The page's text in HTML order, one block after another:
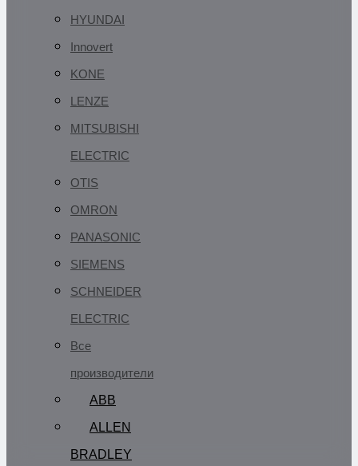
HYUNDAI
Innovert
KONE
LENZE
MITSUBISHI
ELECTRIC
OTIS
OMRON
PANASONIC
SIEMENS
SCHNEIDER
ELECTRIC
Все
производители
ABB
ALLEN
BRADLEY